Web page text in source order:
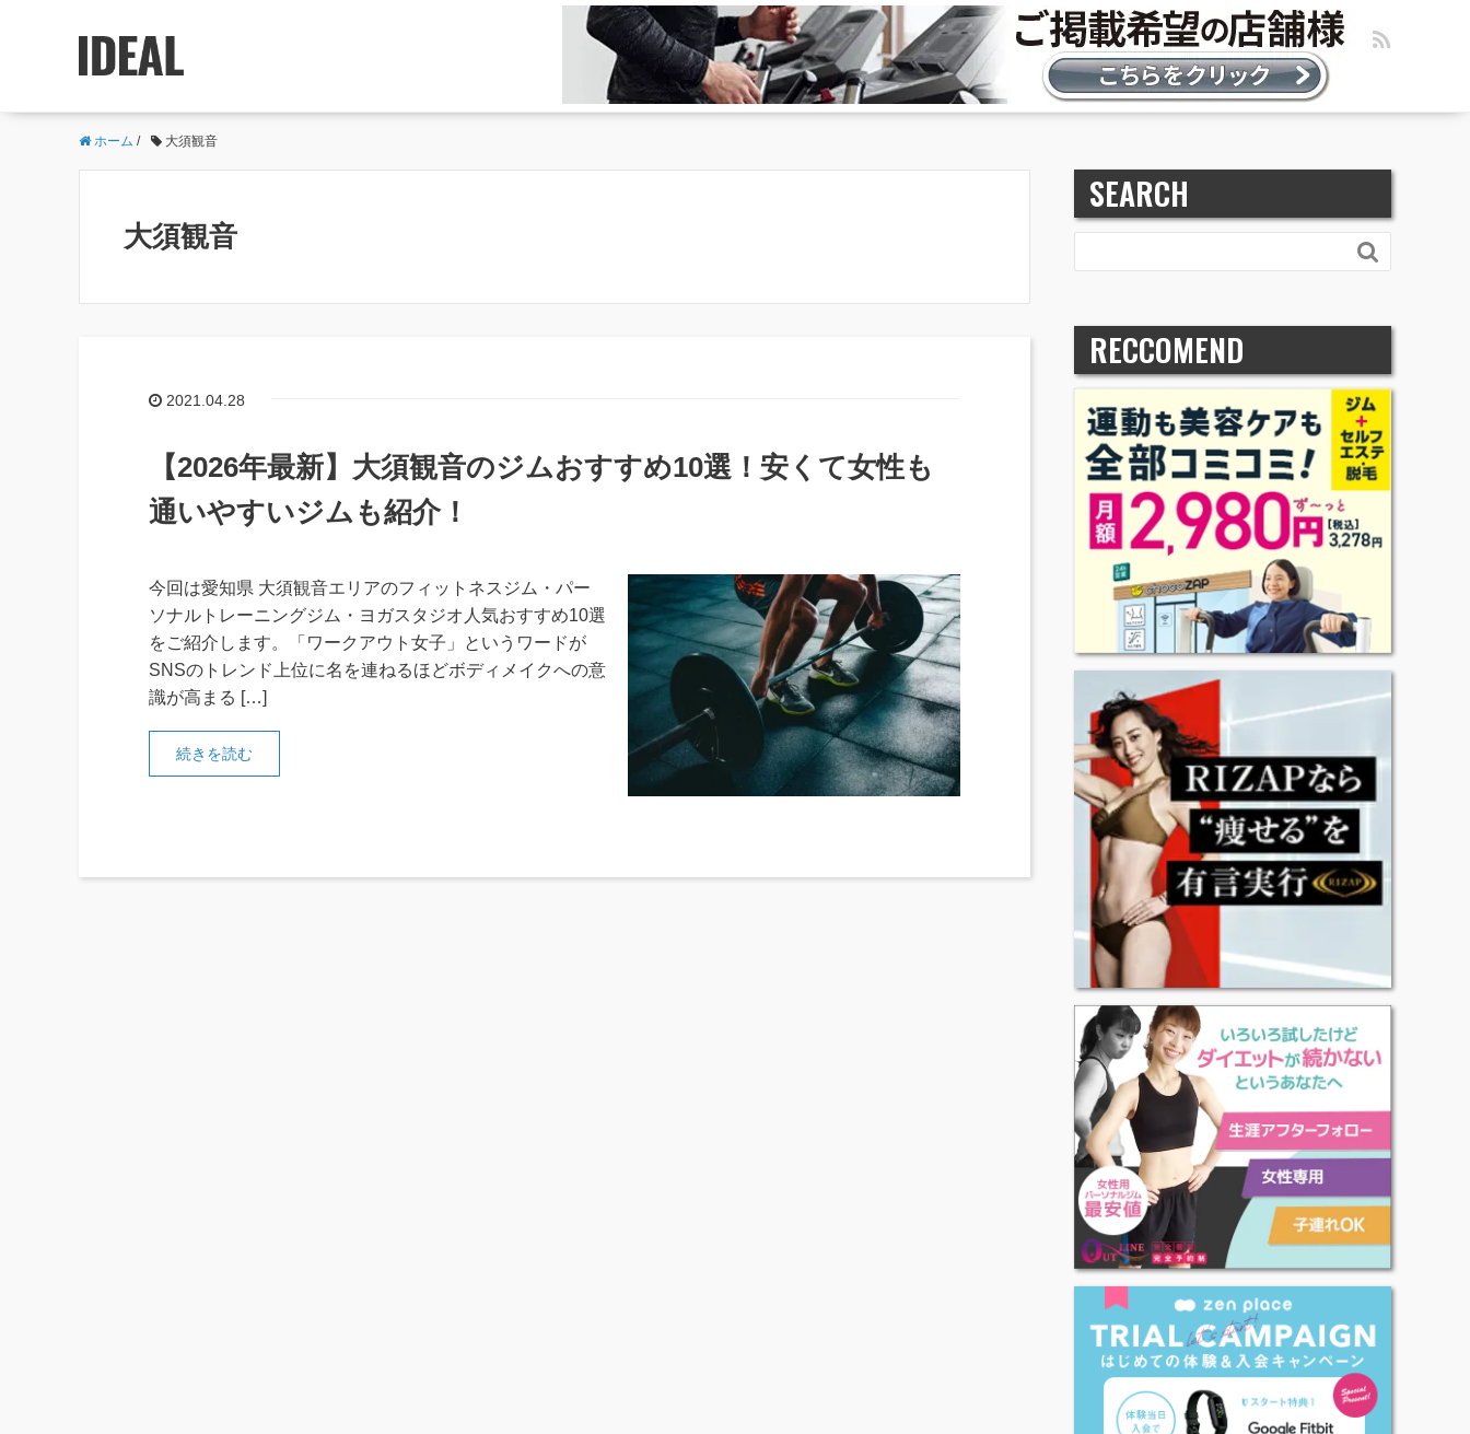
ホーム / 大須観音
大須観音
2021.04.28
【2026年最新】大須観音のジムおすすめ10選！安くて女性も
通いやすいジムも紹介！
今回は愛知県 大須観音エリアのフィットネスジム・パー
ソナルトレーニングジム・ヨガスタジオ人気おすすめ10選
をご紹介します。「ワークアウト女子」というワードが
SNSのトレンド上位に名を連ねるほどボディメイクへの意
識が高まる […]
続きを読む
SEARCH

RECCOMEND